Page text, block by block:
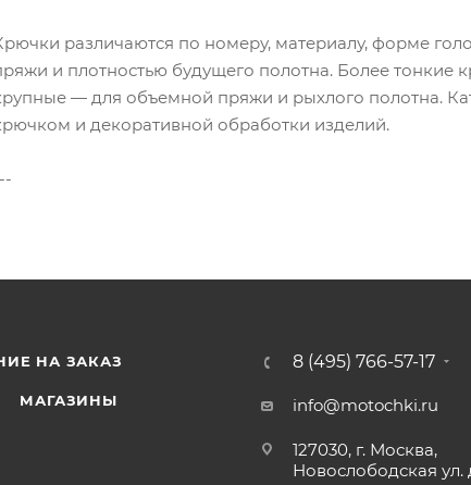
различаются по номеру, материалу, форме
и плотностью будущего полотна. Более тонкие
— для объемной пряжи и рыхлого полотна.
и декоративной обработки изделий.
НА ЗАКАЗ
МАГАЗИНЫ
8 (495) 766-57-17
info@motochki.ru
127030, г. Москва,
Новослободская ул.